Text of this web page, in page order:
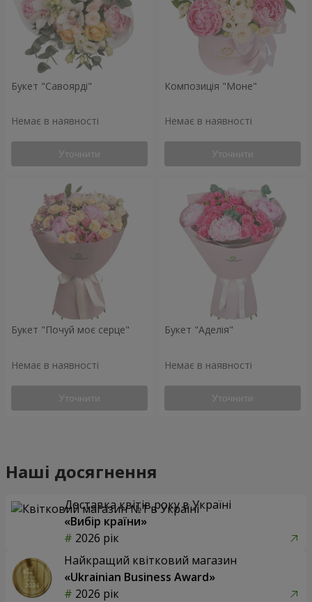
Букет "Савоярді"
Немає в наявності
Уточнити
Композиція "Моне"
Немає в наявності
Уточнити
Букет "Почуй моє серце"
Немає в наявності
Уточнити
Букет "Аделія"
Немає в наявності
Уточнити
Наші досягнення
Доставка квітів року в Україні
«Вибір країни»
2026 рік
Найкращий квітковий магазин
«Ukrainian Business Award»
2026 рік